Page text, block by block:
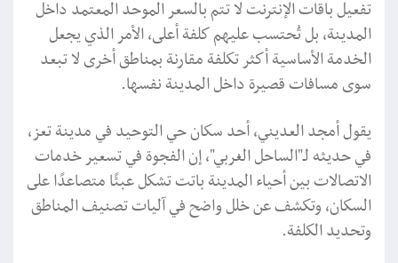
تفعيل باقات الإنترنت لا تتم بالسعر الموحد المعتمد داخل
المدينة، بل تُحتسب عليهم كلفة أعلى، الأمر الذي يجعل
الخدمة الأساسية أكثر تكلفة مقارنة بمناطق أخرى لا تبعد
سوى مسافات قصيرة داخل المدينة نفسها.
يقول أمجد العديني، أحد سكان حي التوحيد في مدينة تعز،
في حديثه لـ"الساحل الغربي"، إن الفجوة في تسعير خدمات
الاتصالات بين أحياء المدينة باتت تشكل عبئًا متصاعدًا على
السكان، وتكشف عن خلل واضح في آليات تصنيف المناطق
وتحديد الكلفة.